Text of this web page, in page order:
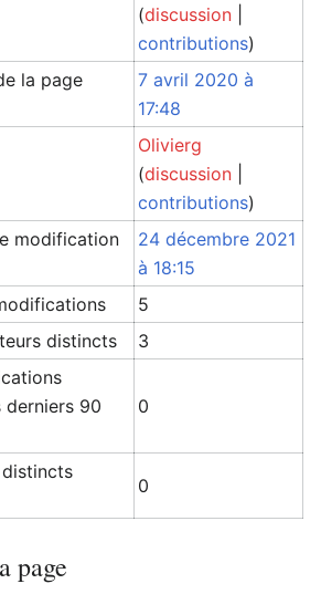
(discussion
contributions)
la page
7 avril 2020 à
17:48
Olivierg
(discussion
contributions)
modification
24 décembre 2021
à 18:15
5
distincts
3
derniers 90
0
distincts
0
page